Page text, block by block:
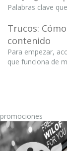
Palabras clave
Trucos:
contenido
Para empezar,
que funciona de
promociones